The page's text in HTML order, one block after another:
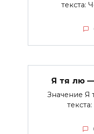
текста:
Я тя лю —
Значение Я